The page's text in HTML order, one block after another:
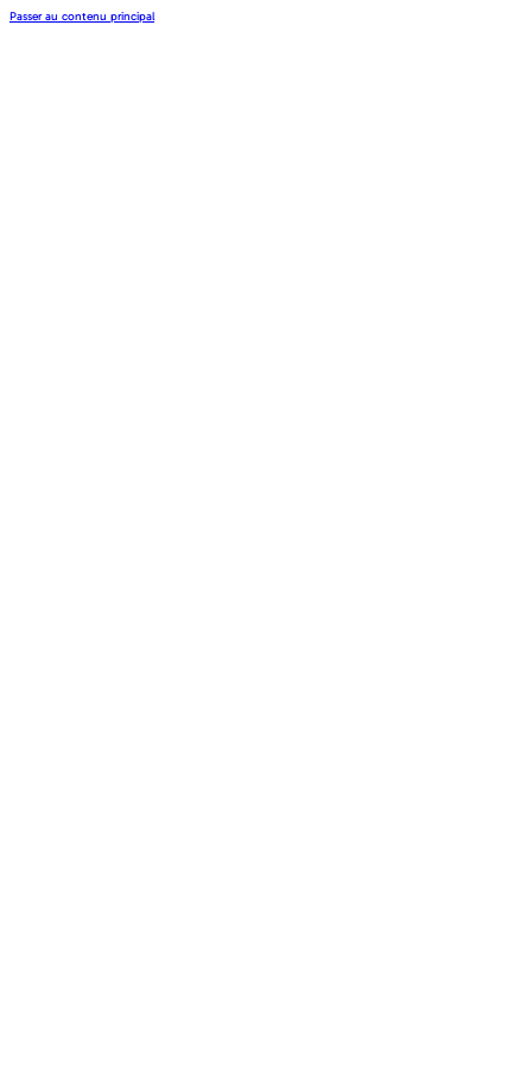
Passer au contenu principal